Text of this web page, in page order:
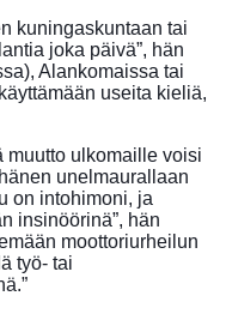
kuningaskuntaan tai
joka päivä”, hän
Alankomaissa tai
useita kieliä,
muutto ulkomaille voisi
unelmaurallaan
on intohimoni, ja
insinöörinä”, hän
moottoriurheilun
työ- tai